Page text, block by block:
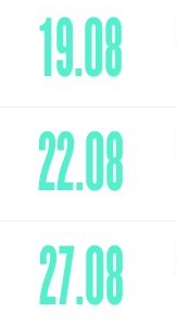
19.08
22.08
27.08